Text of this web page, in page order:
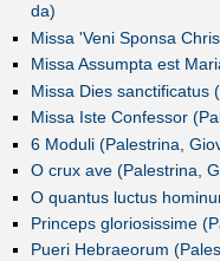
da)
Missa 'Veni Sponsa
Missa Assumpta est
Missa Dies sanctificatus
Missa Iste Confessor
6 Moduli (Palestrina,
O crux ave (Palestrina,
O quantus luctus
Princeps gloriosissime
Pueri Hebraeorum